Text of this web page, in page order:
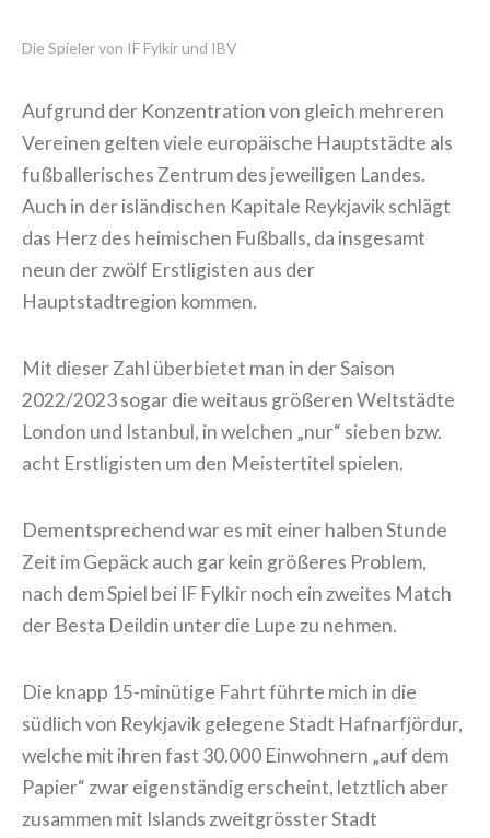
Die Spieler von IF Fylkir und IBV
Aufgrund der Konzentration von gleich mehreren
Vereinen gelten viele europäische Hauptstädte als
fußballerisches Zentrum des jeweiligen Landes.
Auch in der isländischen Kapitale Reykjavik schlägt
das Herz des heimischen Fußballs, da insgesamt
neun der zwölf Erstligisten aus der
Hauptstadtregion kommen.
Mit dieser Zahl überbietet man in der Saison
2022/2023 sogar die weitaus größeren Weltstädte
London und Istanbul, in welchen „nur“ sieben bzw.
acht Erstligisten um den Meistertitel spielen.
Dementsprechend war es mit einer halben Stunde
Zeit im Gepäck auch gar kein größeres Problem,
nach dem Spiel bei IF Fylkir noch ein zweites Match
der Besta Deildin unter die Lupe zu nehmen.
Die knapp 15-minütige Fahrt führte mich in die
südlich von Reykjavik gelegene Stadt Hafnarfjördur,
welche mit ihren fast 30.000 Einwohnern „auf dem
Papier“ zwar eigenständig erscheint, letztlich aber
zusammen mit Islands zweitgrösster Stadt